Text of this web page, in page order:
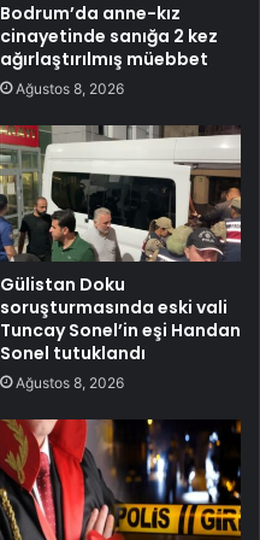
Bodrum’da anne-kız
cinayetinde sanığa 2 kez
ağırlaştırılmış müebbet
Ağustos 8, 2026
Gülistan Doku
soruşturmasında eski vali
Tuncay Sonel’in eşi Handan
Sonel tutuklandı
Ağustos 8, 2026